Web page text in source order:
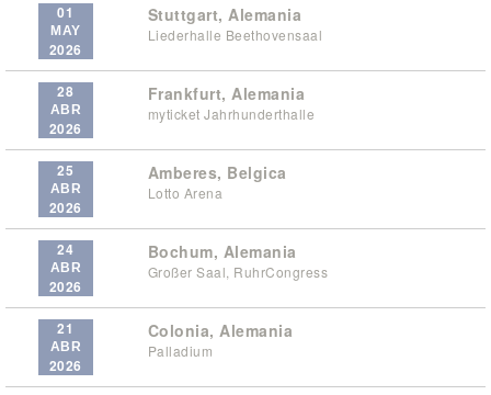
01
MAY
2026
Stuttgart, Alemania
Liederhalle Beethovensaal
28
ABR
2026
Frankfurt, Alemania
myticket Jahrhunderthalle
25
ABR
2026
Amberes, Belgica
Lotto Arena
24
ABR
2026
Bochum, Alemania
Großer Saal, RuhrCongress
21
ABR
2026
Colonia, Alemania
Palladium